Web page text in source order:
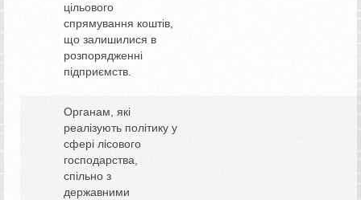
цільового
спрямування коштів,
що залишилися в
розпорядженні
підприємств.
Органам, які
реалізують політику у
сфері лісового
господарства,
спільно з
державними